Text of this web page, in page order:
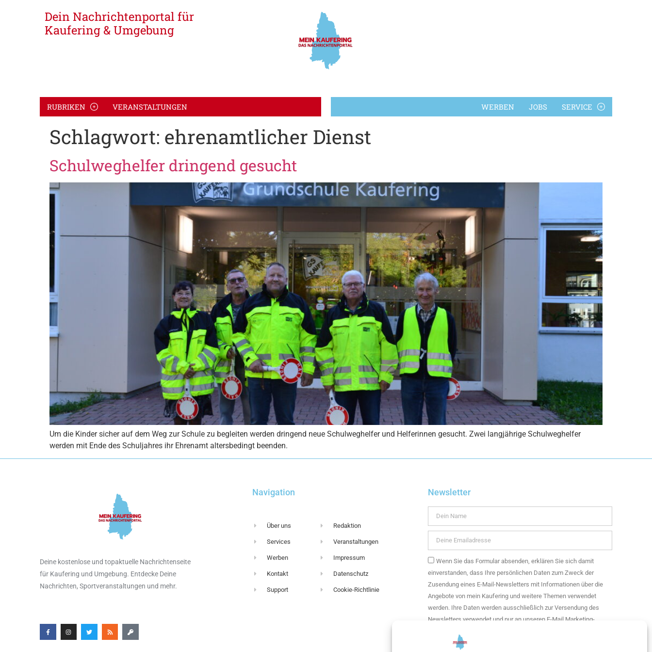
Dein Nachrichtenportal für
Kaufering & Umgebung
RUBRIKEN VERANSTALTUNGEN WERBEN JOBS SERVICE
Schlagwort: ehrenamtlicher Dienst
Schulweghelfer dringend gesucht
Um die Kinder sicher auf dem Weg zur Schule zu begleiten werden dringend neue Schulweghelfer und Helferinnen gesucht. Zwei langjährige Schulweghelfer
werden mit Ende des Schuljahres ihr Ehrenamt altersbedingt beenden.
Deine kostenlose und topaktuelle Nachrichtenseite
für Kaufering und Umgebung. Entdecke Deine
Nachrichten, Sportveranstaltungen und mehr.
Navigation
Über uns
Services
Werben
Kontakt
Support
Redaktion
Veranstaltungen
Impressum
Datenschutz
Cookie-Richtlinie
Newsletter
Wenn Sie das Formular absenden, erklären Sie sich damit
einverstanden, dass Ihre persönlichen Daten zum Zweck der
Zusendung eines E-Mail-Newsletters mit Informationen über die
Angebote von mein Kaufering und weitere Themen verwendet
werden. Ihre Daten werden ausschließlich zur Versendung des
Newsletters verwendet und nur an unseren E-Mail Marketing-
Einwilligung jederzeit widerrufen.